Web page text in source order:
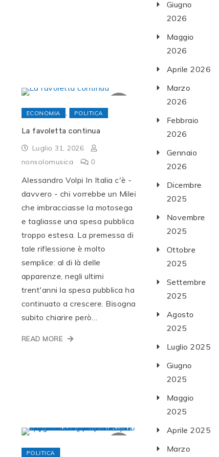
ECONOMIA POLITICA
La favoletta continua
Luglio 31, 2026
nonsolomusica
0
Alessandro Volpi In Italia c'è -
davvero - chi vorrebbe un Milei
che imbracciasse la motosega
e tagliasse una spesa pubblica
troppo estesa. La premessa di
tale riflessione è molto
semplice: al di là delle
apparenze, negli ultimi
trent'anni la spesa pubblica ha
continuato a crescere. Bisogna
subito chiarire però…
READ MORE
POLITICA
Giugno
2026
Maggio
2026
Aprile 2026
Marzo
2026
Febbraio
2026
Gennaio
2026
Dicembre
2025
Novembre
2025
Ottobre
2025
Settembre
2025
Agosto
2025
Luglio 2025
Giugno
2025
Maggio
2025
Aprile 2025
Marzo